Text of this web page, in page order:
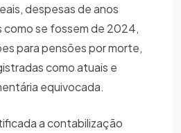
despesas de anos
como se fossem de 2024,
para pensões por morte,
como atuais e
equivocada.
a contabilização